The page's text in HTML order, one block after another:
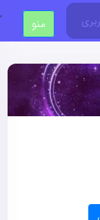
' منو